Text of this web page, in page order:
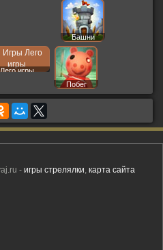
Башни
Лего игры
Побег
- игры стрелялки, карта сайта